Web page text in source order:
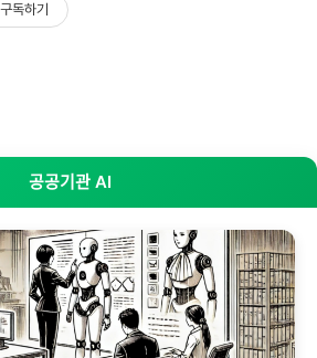
구독하기
공공기관 AI